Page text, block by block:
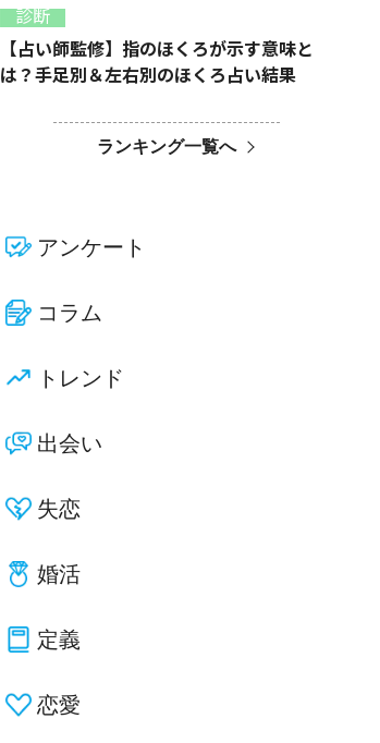
診断
【占い師監修】指のほくろが示す意味と
は？手足別＆左右別のほくろ占い結果
ランキング一覧へ
アンケート
コラム
トレンド
出会い
失恋
婚活
定義
恋愛